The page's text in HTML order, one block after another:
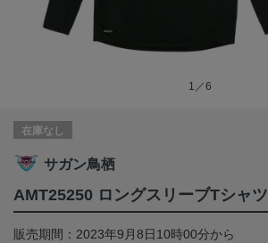
1／6
在庫なし
サガン鳥栖
AMT25250 ロングスリーブTシャツ
販売期間：2023年9月8日10時00分から